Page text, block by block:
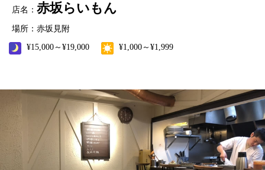
店名： 赤坂らいもん
場所：赤坂見附
¥15,000～¥19,000
¥1,000～¥1,999